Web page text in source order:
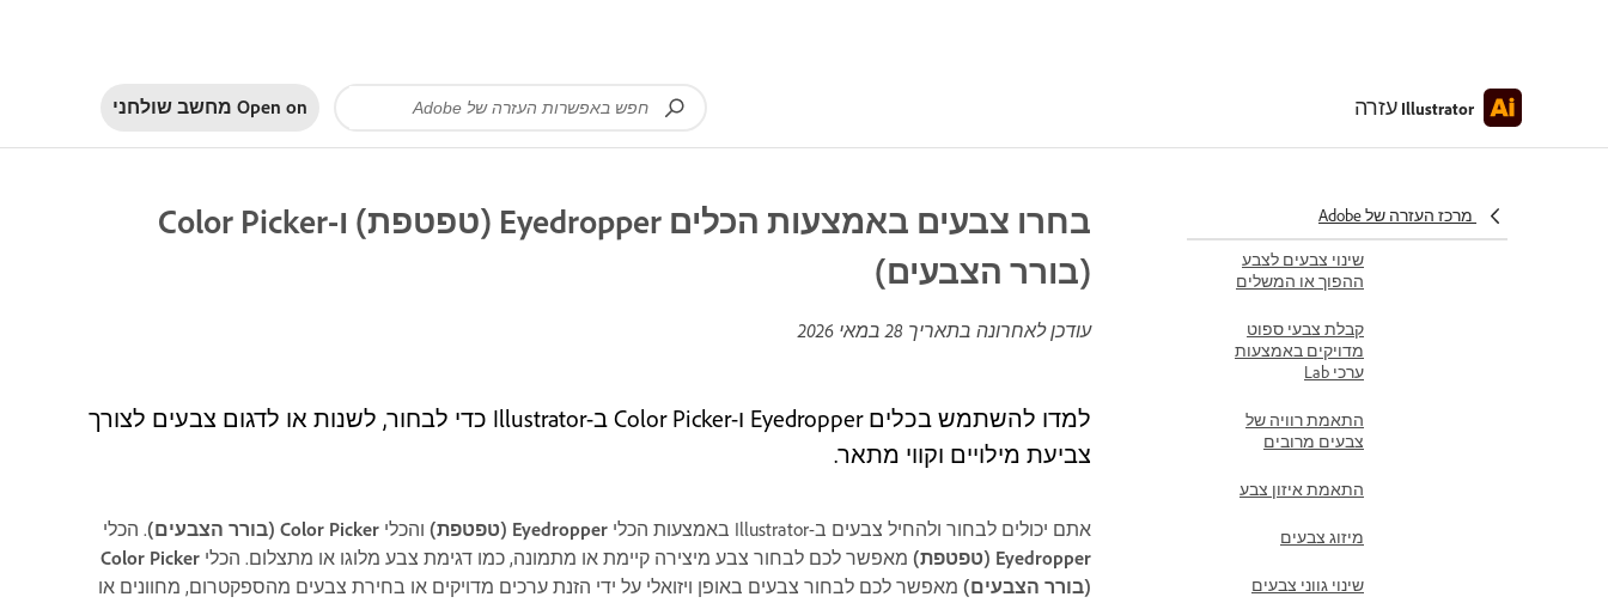
Illustrator עזרה Open on מחשב שולחני
מרכז העזרה של Adobe
המרת מצבי צבעים
לשימוש באינטרנט
שינוי צבעים לצבע
ההפוך או המשלים
קבלת צבעי ספוט
מדויקים באמצעות
ערכי Lab
התאמת רוויה של
צבעים מרובים
התאמת איזון צבע
מיזוג צבעים
שינוי גווני צבעים
בחרו צבעים באמצעות הכלים Eyedropper (טפטפת) ו-Color Picker
(בורר הצבעים)
עודכן לאחרונה בתאריך 28 במאי 2026
למדו להשתמש בכלים Eyedropper ו-Color Picker ב-Illustrator כדי לבחור, לשנות או לדגום צבעים לצורך
צביעת מילויים וקווי מתאר.
אתם יכולים לבחור ולהחיל צבעים ב-Illustrator באמצעות הכלי Eyedropper (טפטפת) והכלי Color Picker (בורר הצבעים)
. הכלי
Eyedropper (טפטפת)
מאפשר לכם לבחור צבע מיצירה קיימת או מתמונה, כמו דגימת צבע מלוגו או מתצלום. הכלי Color Picker
(בורר הצבעים) מאפשר לכם לבחור צבעים באופן ויזואלי על ידי הזנת ערכים מדויקים או בחירת צבעים מהספקטרום, מחוונים או